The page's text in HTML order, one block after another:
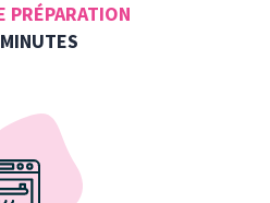
PRÉPARATION